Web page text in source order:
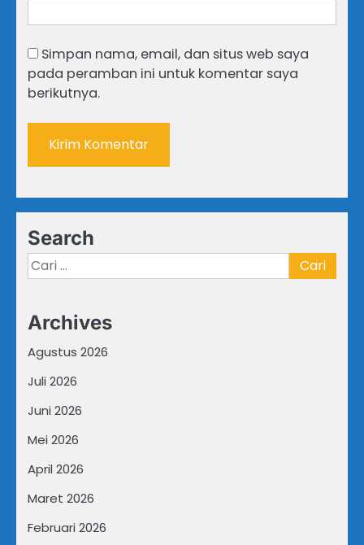
Simpan nama, email, dan situs web saya
pada peramban ini untuk komentar saya
berikutnya.
Search
Cari
untuk:
Archives
Agustus 2026
Juli 2026
Juni 2026
Mei 2026
April 2026
Maret 2026
Februari 2026